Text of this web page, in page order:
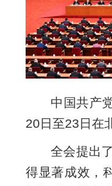
中国共产党
20日至23日在
全会提出了“
得显著成效，